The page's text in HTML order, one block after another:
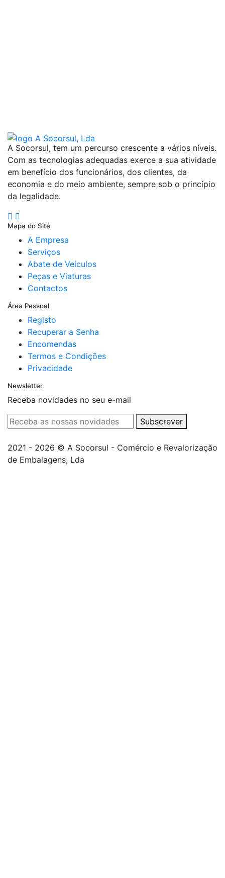
A Socorsul, tem um percurso crescente a vários níveis.
Com as tecnologias adequadas exerce a sua atividade
em benefício dos funcionários, dos clientes, da
economia e do meio ambiente, sempre sob o princípio
da legalidade.
Mapa do Site
A Empresa
Serviços
Abate de Veículos
Peças e Viaturas
Contactos
Área Pessoal
Registo
Recuperar a Senha
Encomendas
Termos e Condições
Privacidade
Newsletter
Receba novidades no seu e-mail
Subscrever
2021 - 2026 © A Socorsul - Comércio e Revalorização
de Embalagens, Lda